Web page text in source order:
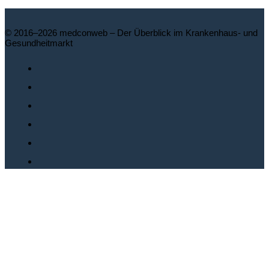
© 2016–2026 medconweb – Der Überblick im Krankenhaus- und
Gesundheitmarkt